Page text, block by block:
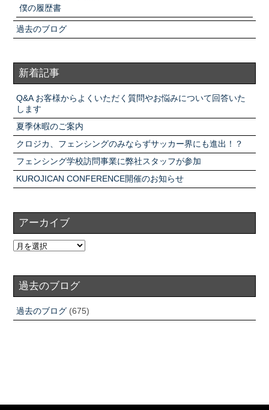
僕の履歴書
過去のブログ
新着記事
Q&A お客様からよくいただく質問やお悩みについて回答いた
します
夏季休暇のご案内
クロジカ、フェンシングのみならずサッカー界にも進出！？
フェンシング学校訪問事業に弊社スタッフが参加
KUROJICAN CONFERENCE開催のお知らせ
アーカイブ
過去のブログ
過去のブログ(675)